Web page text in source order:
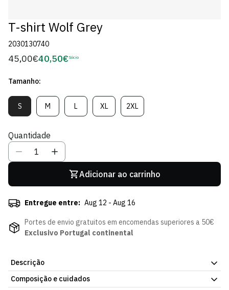
T-shirt Wolf Grey
2030130740
Preço
45,00€Preço
Sócio
40,50€ Sócio
Tamanho:
SVariante
Esgotada
Indisponível
MVariante
Esgotada
Indisponível
LVariante
Esgotada
XLVariante
Esgotada
2XLVariante
Esgotada
Quantidade
Adicionar ao carrinho
Entregue entre: Aug 12 - Aug 16
Portes de envio gratuitos em encomendas superiores a 50€
Exclusivo Portugal continental
Descrição
T-shirt Wolf Grey. Peça simples, pensada para o dia a dia. Corte
Composição e cuidados